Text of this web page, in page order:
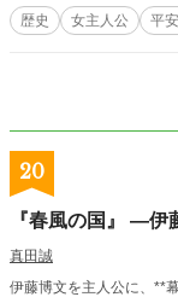
ひたすらに愛を求めただけだったのか。 平安の
原元子の数奇な生涯を描
歴史 女主人公 平
20
『春風の国』 ―
真田誠
伊藤博文を主人公に、**